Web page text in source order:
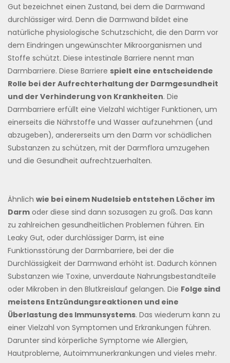
Gut bezeichnet einen Zustand, bei dem die Darmwand
durchlässiger wird. Denn die Darmwand bildet eine
natürliche physiologische Schutzschicht, die den Darm vor
dem Eindringen ungewünschter Mikroorganismen und
Stoffe schützt. Diese intestinale Barriere nennt man
Darmbarriere. Diese Barriere spielt eine entscheidende
Rolle bei der Aufrechterhaltung der Darmgesundheit
und der Verhinderung von Krankheiten. Die
Darmbarriere erfüllt eine Vielzahl wichtiger Funktionen, um
einerseits die Nährstoffe und Wasser aufzunehmen (und
abzugeben), andererseits um den Darm vor schädlichen
Substanzen zu schützen, mit der Darmflora umzugehen
und die Gesundheit aufrechtzuerhalten.
Ähnlich wie bei einem Nudelsieb entstehen Löcher im
Darm oder diese sind dann sozusagen zu groß. Das kann
zu zahlreichen gesundheitlichen Problemen führen. Ein
Leaky Gut, oder durchlässiger Darm, ist eine
Funktionsstörung der Darmbarriere, bei der die
Durchlässigkeit der Darmwand erhöht ist. Dadurch können
Substanzen wie Toxine, unverdaute Nahrungsbestandteile
oder Mikroben in den Blutkreislauf gelangen. Die Folge sind
meistens Entzündungsreaktionen und eine
Überlastung des Immunsystems. Das wiederum kann zu
einer Vielzahl von Symptomen und Erkrankungen führen.
Darunter sind körperliche Symptome wie Allergien,
Hautprobleme, Autoimmunerkrankungen und vieles mehr.